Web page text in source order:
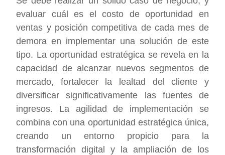
evaluar cuál es el costo de oportunidad en
ventas y posición competitiva de cada mes de
demora en implementar una solución de este
tipo. La oportunidad estratégica se revela en la
capacidad de alcanzar nuevos segmentos de
mercado, fortalecer la lealtad del cliente y
diversificar significativamente las fuentes de
ingresos. La agilidad de implementación se
combina con una oportunidad estratégica única,
creando un entorno propicio para la
transformación digital y la ampliación de los